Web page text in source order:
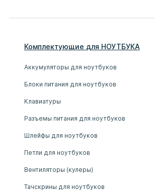
Комплектующие для НОУТБУКА
Аккумуляторы для ноутбуков
Блоки питания для ноутбуков
Клавиатуры
Разъемы питания для ноутбуков
Шлейфы для ноутбуков
Петли для ноутбуков
Вентиляторы (кулеры)
Тачскрины для ноутбуков